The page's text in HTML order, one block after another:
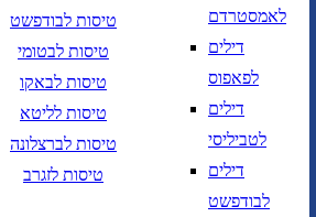
טיסות לבודפשט
טיסות לבטומי
טיסות לבאקו
טיסות לליטא
טיסות לברצלונה
טיסות לזגרב
לאמסטרדם
דילים
לפאפוס
דילים
לטביליסי
דילים
לבודפשט